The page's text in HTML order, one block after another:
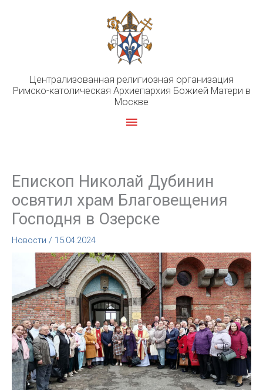
Централизованная религиозная организация
Римско-католическая Архиепархия Божией Матери в
Москве
Главное
Епископ Николай Дубинин
освятил храм Благовещения
Господня в Озерске
Новости / 15.04.2024